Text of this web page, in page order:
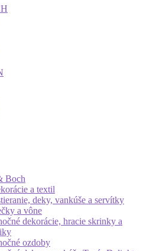
Boch
a textil
deky, vankúše a servítky
a vône
dekorácie, hracie skrinky a
ozdoby